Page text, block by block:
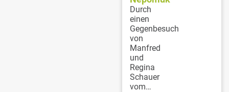
Durch
einen
Gegenbesuch
von
Manfred
und
Regina
Schauer
vom…